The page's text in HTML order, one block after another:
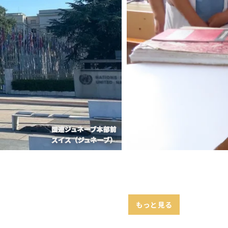
ール・カトマンズの看護大学の実習生
ネパール
もっと見る